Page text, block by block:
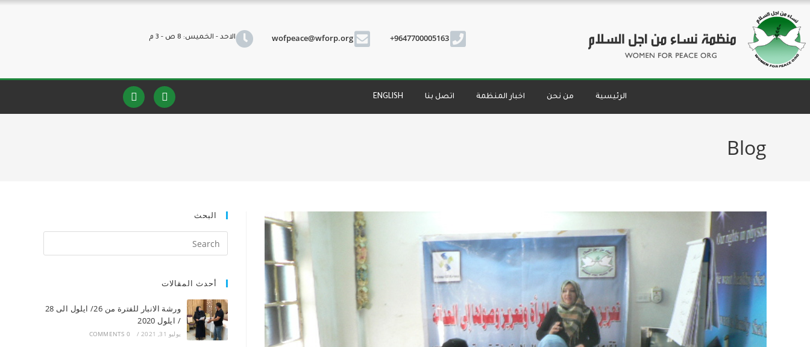
9647700005163+
wofpeace@wforp.org الاحد - الخميس: 8 ص - 3 م
الرئيسية من نحن اخبار المنظمة اتصل بنا ENGLISH
Blog
البحث
أحدث المقالات
ورشة الانبار للفترة من 26/ ايلول الى 28
/ ايلول 2020
يوليو 31, 2021 /
0 COMMENTS